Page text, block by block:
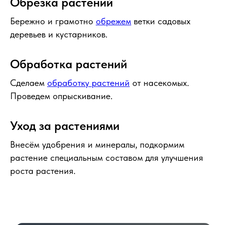
Бережно и грамотно обрежем ветки садовых
деревьев и кустарников.
Обработка растений
Сделаем обработку растений от насекомых.
Проведем опрыскивание.
Уход за растениями
Внесём удобрения и минералы, подкормим
растение специальным составом для улучшения
роста растения.